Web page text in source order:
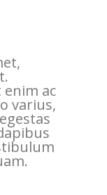
ac
varius,